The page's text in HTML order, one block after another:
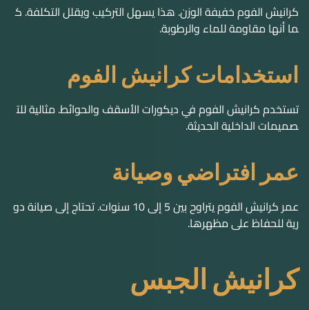
كرانيش الفوم خفيفة الوزن. هذا يسهل التركيب ويقلل التكلفة. ك
ما أنها مقاومة للماء والرطوبة.
استخدامات كرانيش الفوم
تستخدم كرانيش الفوم في ديكورات الأسقف والحوائط. مثالية للت
صميمات الداخلية الحديثة.
عمر افتراضي وصيانة
عمر كرانيش الفوم يتراوح بين 5 إلى 10 سنوات. تحتاج إلى صيانة دو
رية للحفاظ على مظهرها.
كرانيش الجبس